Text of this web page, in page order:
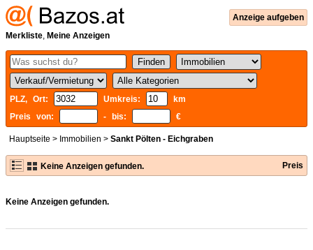
Anzeige aufgeben
Merkliste, Meine Anzeigen
PLZ, Ort: Umkreis:
km
Preis von:
- bis: €
Hauptseite > Immobilien > Sankt Pölten - Eichgraben
Keine Anzeigen gefunden. Preis
Keine Anzeigen gefunden.